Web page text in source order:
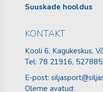
Suuskade hooldus
KONTAKT
Kooli 6, Kagukeskus,
Tel: 78 21916,
E-post:
Oleme avatud: